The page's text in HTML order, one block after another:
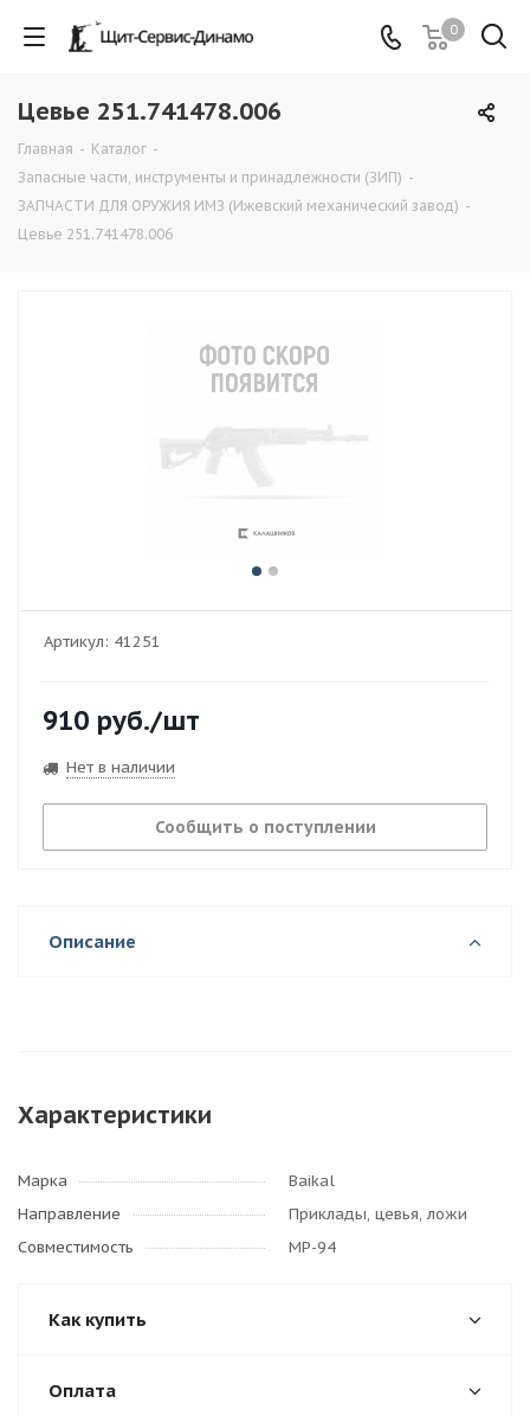
0
Цевье 251.741478.006
Главная - Каталог -
Запасные части, инструменты и принадлежности (ЗИП) -
ЗАПЧАСТИ ДЛЯ ОРУЖИЯ ИМЗ (Ижевский механический завод) -
Цевье 251.741478.006
Артикул: 41251
910 руб./шт
Нет в наличии
Сообщить о поступлении
Описание
Характеристики
Марка
Baikal
Направление
Приклады, цевья, ложи
Совместимость
МР-94
Как купить
Оплата